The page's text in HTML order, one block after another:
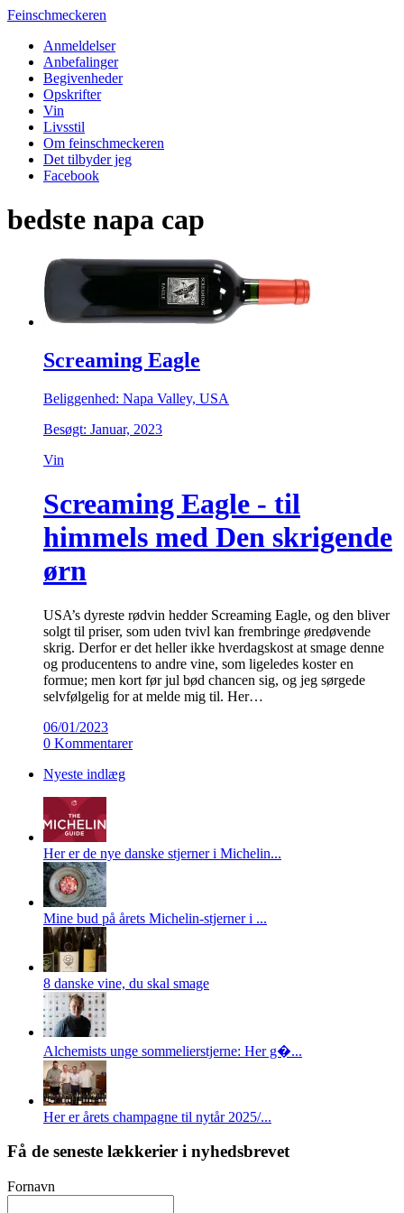
Feinschmeckeren
Anmeldelser
Anbefalinger
Begivenheder
Opskrifter
Vin
Livsstil
Om feinschmeckeren
Det tilbyder jeg
Facebook
bedste napa cap
Screaming Eagle
Beliggenhed: Napa Valley, USA
Besøgt: Januar, 2023
Vin
Screaming Eagle - til
himmels med Den skrigende
ørn
USA’s dyreste rødvin hedder Screaming Eagle, og den bliver
solgt til priser, som uden tvivl kan frembringe øredøvende
skrig. Derfor er det heller ikke hverdagskost at smage denne
og producentens to andre vine, som ligeledes koster en
formue; men kort før jul bød chancen sig, og jeg sørgede
selvfølgelig for at melde mig til. Her…
06/01/2023
0 Kommentarer
Nyeste indlæg
Her er de nye danske stjerner i Michelin...
Mine bud på årets Michelin-stjerner i ...
8 danske vine, du skal smage
Alchemists unge sommelierstjerne: Her g�...
Her er årets champagne til nytår 2025/...
Få de seneste lækkerier i nyhedsbrevet
Fornavn